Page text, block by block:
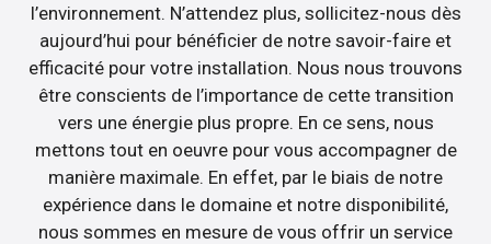
l’environnement. N’attendez plus, sollicitez-nous dès
aujourd’hui pour bénéficier de notre savoir-faire et
efficacité pour votre installation. Nous nous trouvons
être conscients de l’importance de cette transition
vers une énergie plus propre. En ce sens, nous
mettons tout en oeuvre pour vous accompagner de
manière maximale. En effet, par le biais de notre
expérience dans le domaine et notre disponibilité,
nous sommes en mesure de vous offrir un service